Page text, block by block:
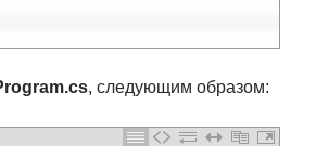
, следующим образом: